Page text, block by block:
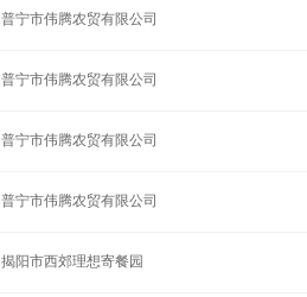
普宁市伟腾农贸有限公司
普宁市伟腾农贸有限公司
普宁市伟腾农贸有限公司
普宁市伟腾农贸有限公司
揭阳市西郊理想寄餐园